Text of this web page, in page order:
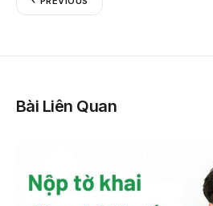
Bài Liên Quan